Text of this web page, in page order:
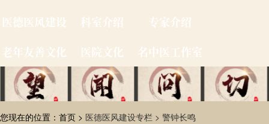
医德医风建设
科室介绍
专家介绍
老年友善文化
医院文化 名中医工作室
您现在的位置：首页 > 医德医风建设专栏 > 警钟长鸣